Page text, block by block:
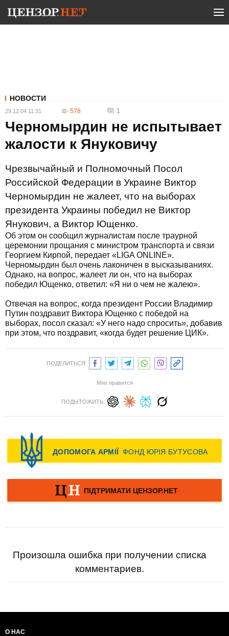
НОВОСТИ
29.12.04 11:31 578 1
Черномырдин не испытывает
жалости к Януковичу
Чрезвычайный и Полномочный Посол
Российской Федерации в Украине Виктор
Черномырдин не жалеет, что на выборах
президента Украины победил не Виктор
Янукович, а Виктор Ющенко.
Об этом он сообщил журналистам после траурной
церемонии прощания с министром транспорта и связи
Георгием Кирпой, передает «LIGA ONLINE».
Черномырдин был очень лаконичен в высказываниях.
Однако, на вопрос, жалеет ли он, что на выборах
победил Ющенко, ответил: «Я ни о чем не жалею».
Отвечая на вопрос, когда президент России Владимир
Путин поздравит Виктора Ющенко с победой на
выборах, посол сказал: «У него надо спросить», добавив
при этом, что поздравит, «когда будет решение ЦИК».
ПОДЕЛИТЬСЯ:
Мне нравится
ПОДЫТОЖИТЬ:
Произошла ошибка при получении списка
комментариев.
О НАС